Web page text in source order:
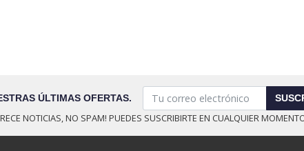
ÚLTIMAS OFERTAS.
NOTICIAS, NO SPAM! PUEDES SUSCRIBIRTE EN CUALQUIER